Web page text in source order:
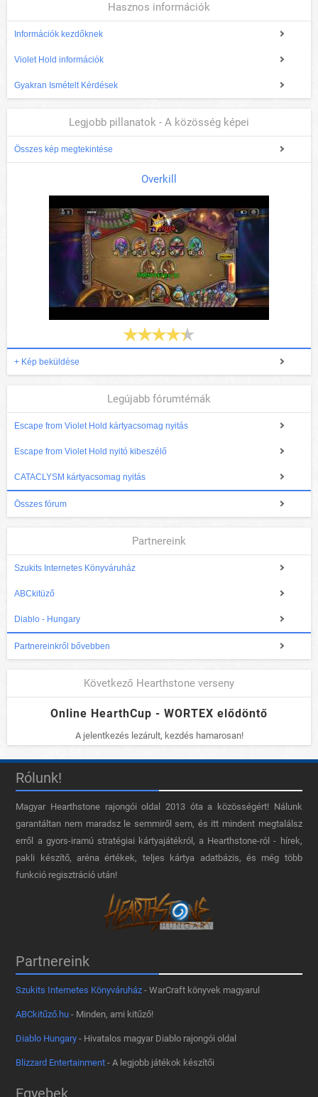
Hasznos információk
Információk kezdőknek
Violet Hold információk
Gyakran Ismételt Kérdések
Legjobb pillanatok - A közösség képei
Összes kép megtekintése
Overkill
+ Kép beküldése
Legújabb fórumtémák
Escape from Violet Hold kártyacsomag nyitás
Escape from Violet Hold nyitó kibeszélő
CATACLYSM kártyacsomag nyitás
Összes fórum
Partnereink
Szukits Internetes Könyváruház
ABCkitüző
Diablo - Hungary
Partnereinkről bővebben
Következő Hearthstone verseny
Online HearthCup - WORTEX elődöntő
A jelentkezés lezárult, kezdés hamarosan!
Rólunk!
Magyar Hearthstone​ rajongói oldal 2013 óta a közösségért! Nálunk
garantáltan nem maradsz le semmiről sem, és itt mindent megtalálsz
erről a gyors-iramú stratégiai kártyajátékról, a Hearthstone-ról - hírek,
pakli készítő, aréna értékek, teljes kártya adatbázis, és még több
funkció regisztráció után!
Partnereink
Szukits Internetes Könyváruház - WarCraft könyvek magyarul
ABCkitűző.hu - Minden, ami kitűző!
Diablo Hungary - Hivatalos magyar Diablo rajongói oldal
Blizzard Entertainment - A legjobb játékok készítői